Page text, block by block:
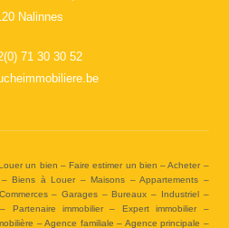
Nalinnes
71 30 30 52
un bien – Faire estimer un bien – Acheter –
Biens à Louer – Maisons – Appartements –
– Garages – Bureaux – Industriel –
Partenaire immobilier – Expert immobilier –
– Agence familiale – Agence principale –